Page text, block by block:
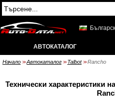
АВТОКАТАЛОГ
Начало >> Автокаталог >> Talbot >> Rancho
Технически характеристики